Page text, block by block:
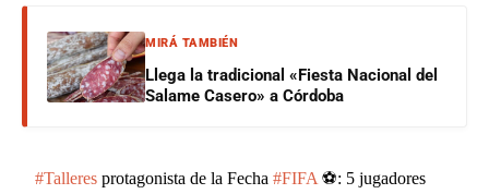
MIRÁ TAMBIÉN
Llega la tradicional «Fiesta Nacional del
Salame Casero» a Córdoba
#Talleres protagonista de la Fecha#FIFA ⚽: 5 jugadores